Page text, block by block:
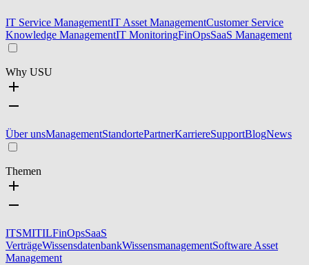
IT Service ManagementIT Asset ManagementCustomer Service
Knowledge ManagementIT MonitoringFinOpsSaaS Management
Why USU
Über unsManagementStandortePartnerKarriereSupportBlogNews
Themen
ITSMITILFinOpsSaaS
VerträgeWissensdatenbankWissensmanagementSoftware Asset
Management